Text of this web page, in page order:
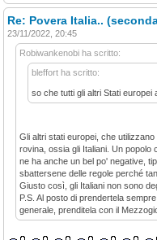
Re: Povera Italia..
23/11/2022, 20:45
Robiwankenobi ha scritto:
bleffort ha scritto:
so che tutti gli altri Stati europei
Gli altri stati europei, che
rovina, ossia gli Italiani. Un popolo
ne ha anche un bel po' negative,
sbattersene delle regole perché
Giusto così, gli Italiani non sono
P.S. Al posto di prendertela
generale, prenditela con il